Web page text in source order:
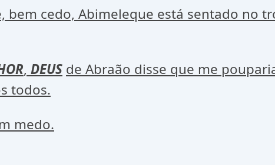
bem cedo, Abimeleque está sentado no
, DEUS de Abraão disse que me
todos.
medo.